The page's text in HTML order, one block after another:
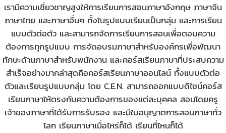
เรามีความเชี่ยวชาญสูงให้การเรียนการสอนภาษาอังกฤษ ภาษาจีน
ภาษาไทย และภาษาอื่นๆ ทั้งในรูปแบบเรียนเป็นกลุ่ม และการเรียน
แบบตัวต่อตัว และสามารถจัดการเรียนการสอนเพื่อตอบความ
ต้องการทุกรูปแบบ การจัดอบรมภาษาสำหรับองค์กรเพื่อพัฒนา
ทักษะด้านภาษาสำหรับพนักงาน และคอร์สเรียนภาษาที่ประสบความ
สำเร็จอย่างมากล่าสุดคือคอร์สเรียนภาษาออนไลน์ ทั้งแบบตัวต่อ
ตัวและเรียนรูปแบบกลุ่ม โดย C.E.N. สามารถออกแบบดีไซน์คอร์ส
เรียนภาษาให้ตรงกับความต้องการของแต่ละบุคคล สอนโดยครู
เจ้าของภาษาที่ได้รับการรับรอง และมีใบอนุญาตการสอนภาษาทั่ว
โลก เรียนภาษาเมื่อไหร่ก็ได้ เรียนที่ไหนก็ได้